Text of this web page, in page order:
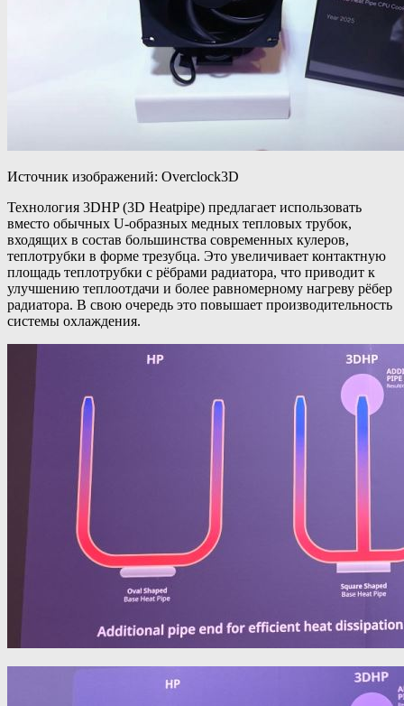
Источник изображений: Overclock3D
Технология 3DHP (3D Heatpipe) предлагает использовать
вместо обычных U-образных медных тепловых трубок,
входящих в состав большинства современных кулеров,
теплотрубки в форме трезубца. Это увеличивает контактную
площадь теплотрубки с рёбрами радиатора, что приводит к
улучшению теплоотдачи и более равномерному нагреву рёбер
радиатора. В свою очередь это повышает производительность
системы охлаждения.